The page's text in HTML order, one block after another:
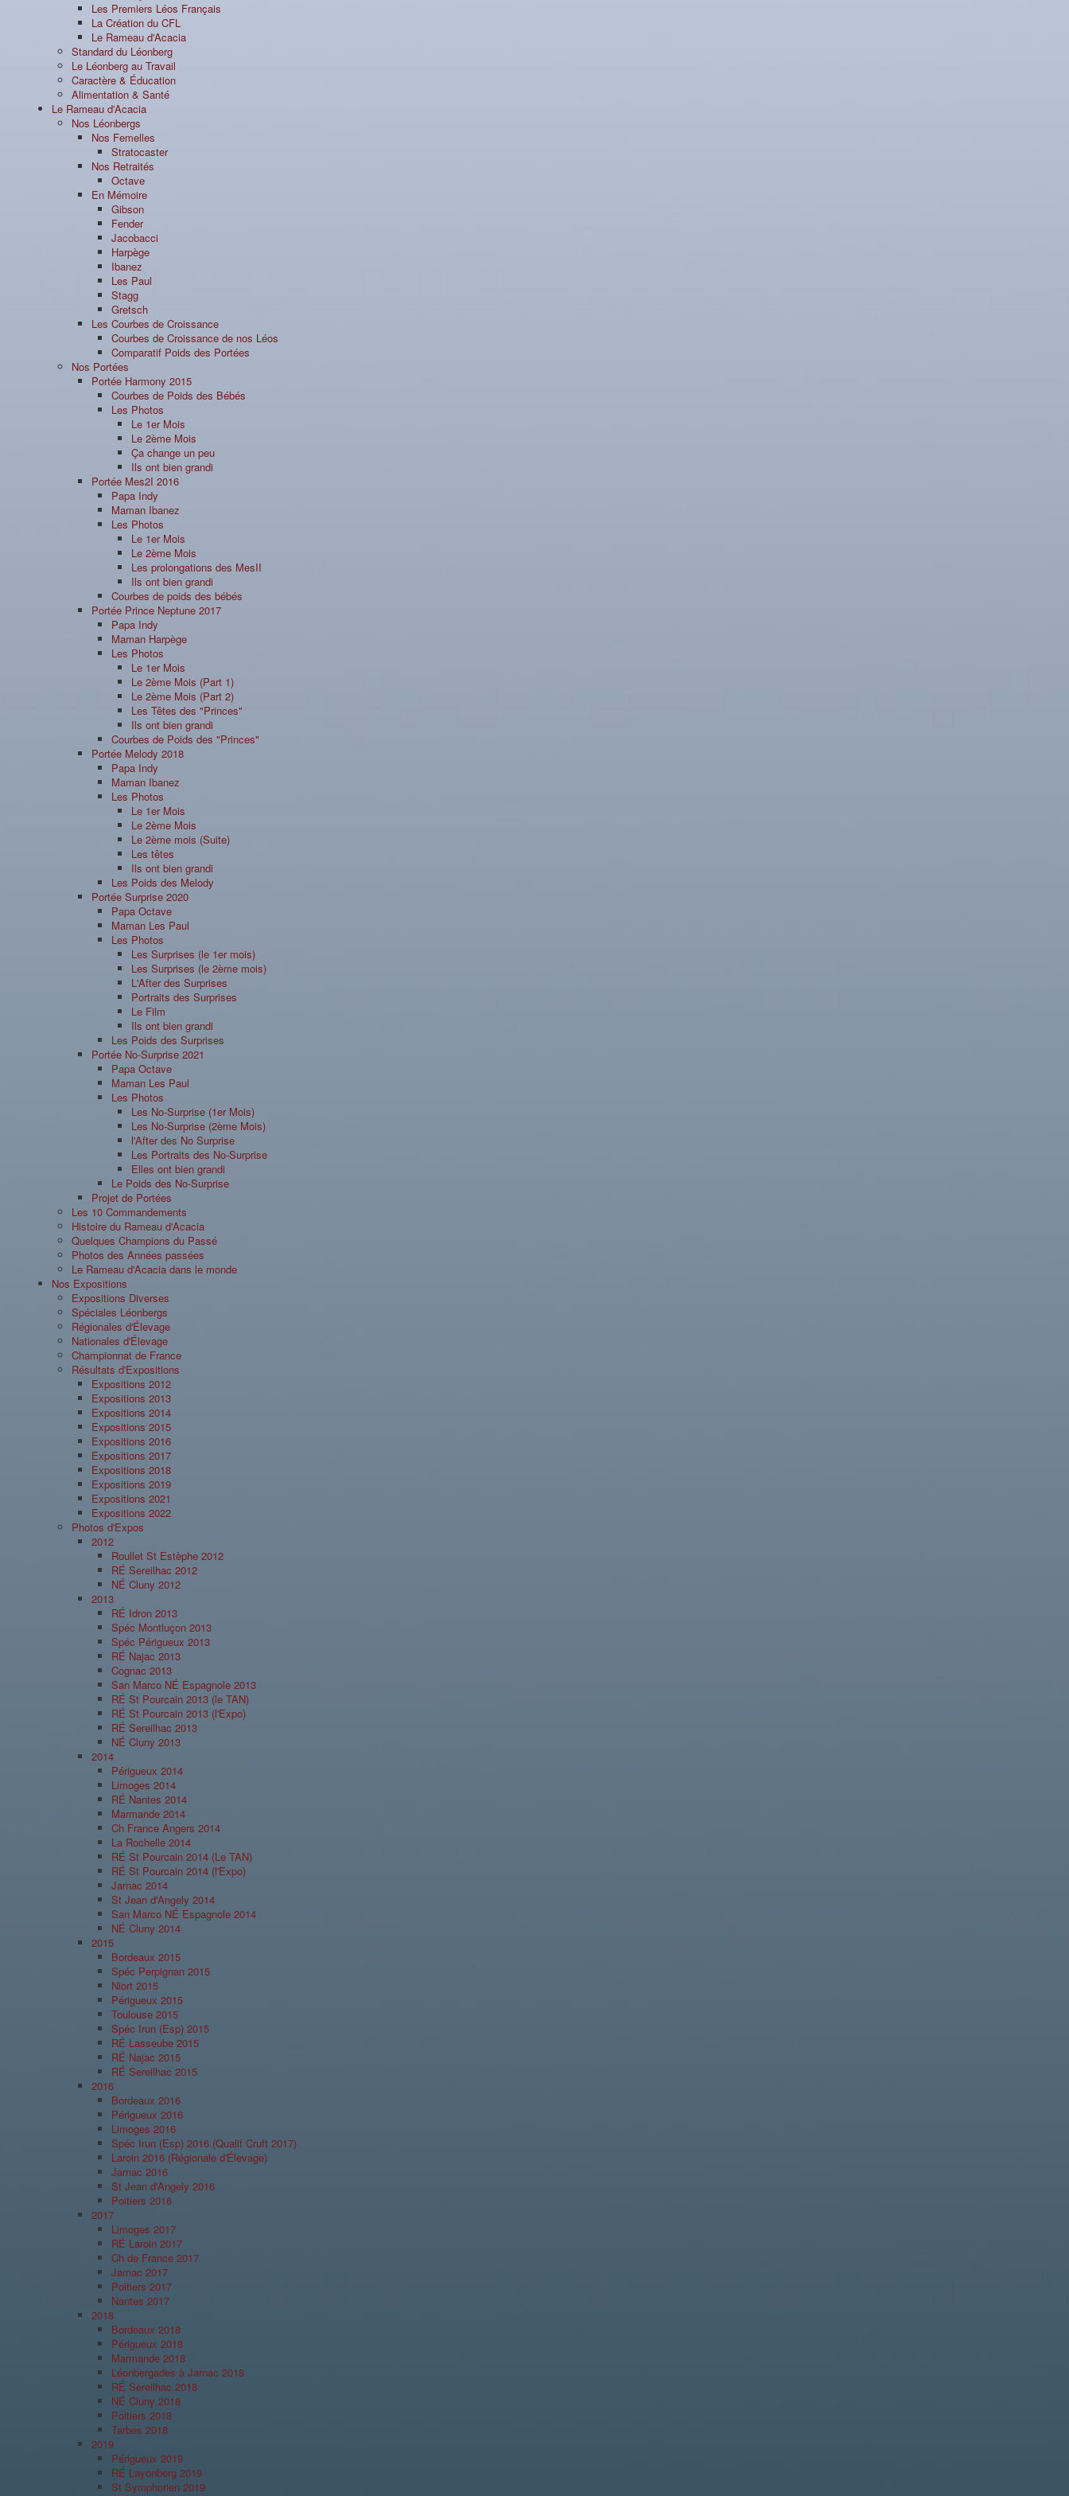
Les Premiers Léos Français
La Création du CFL
Le Rameau d'Acacia
Standard du Léonberg
Le Léonberg au Travail
Caractère & Éducation
Alimentation & Santé
Le Rameau d'Acacia
Nos Léonbergs
Nos Femelles
Stratocaster
Nos Retraités
Octave
En Mémoire
Gibson
Fender
Jacobacci
Harpège
Ibanez
Les Paul
Stagg
Gretsch
Les Courbes de Croissance
Courbes de Croissance de nos Léos
Comparatif Poids des Portées
Nos Portées
Portée Harmony 2015
Courbes de Poids des Bébés
Les Photos
Le 1er Mois
Le 2ème Mois
Ça change un peu
Ils ont bien grandi
Portée Mes2I 2016
Papa Indy
Maman Ibanez
Les Photos
Le 1er Mois
Le 2ème Mois
Les prolongations des MesII
Ils ont bien grandi
Courbes de poids des bébés
Portée Prince Neptune 2017
Papa Indy
Maman Harpège
Les Photos
Le 1er Mois
Le 2ème Mois (Part 1)
Le 2ème Mois (Part 2)
Les Têtes des "Princes"
Ils ont bien grandi
Courbes de Poids des "Princes"
Portée Melody 2018
Papa Indy
Maman Ibanez
Les Photos
Le 1er Mois
Le 2ème Mois
Le 2ème mois (Suite)
Les têtes
Ils ont bien grandi
Les Poids des Melody
Portée Surprise 2020
Papa Octave
Maman Les Paul
Les Photos
Les Surprises (le 1er mois)
Les Surprises (le 2ème mois)
L'After des Surprises
Portraits des Surprises
Le Film
Ils ont bien grandi
Les Poids des Surprises
Portée No-Surprise 2021
Papa Octave
Maman Les Paul
Les Photos
Les No-Surprise (1er Mois)
Les No-Surprise (2ème Mois)
l'After des No Surprise
Les Portraits des No-Surprise
Elles ont bien grandi
Le Poids des No-Surprise
Projet de Portées
Les 10 Commandements
Histoire du Rameau d'Acacia
Quelques Champions du Passé
Photos des Années passées
Le Rameau d'Acacia dans le monde
Nos Expositions
Expositions Diverses
Spéciales Léonbergs
Régionales d'Élevage
Nationales d'Élevage
Championnat de France
Résultats d'Expositions
Expositions 2012
Expositions 2013
Expositions 2014
Expositions 2015
Expositions 2016
Expositions 2017
Expositions 2018
Expositions 2019
Expositions 2021
Expositions 2022
Photos d'Expos
2012
Roullet St Estèphe 2012
RÉ Sereilhac 2012
NÉ Cluny 2012
2013
RÉ Idron 2013
Spéc Montluçon 2013
Spéc Périgueux 2013
RÉ Najac 2013
Cognac 2013
San Marco NÉ Espagnole 2013
RÉ St Pourcain 2013 (le TAN)
RÉ St Pourcain 2013 (l'Expo)
RÉ Sereilhac 2013
NÉ Cluny 2013
2014
Périgueux 2014
Limoges 2014
RÉ Nantes 2014
Marmande 2014
Ch France Angers 2014
La Rochelle 2014
RÉ St Pourcain 2014 (Le TAN)
RÉ St Pourcain 2014 (l'Expo)
Jarnac 2014
St Jean d'Angely 2014
San Marco NÉ Espagnole 2014
NÉ Cluny 2014
2015
Bordeaux 2015
Spéc Perpignan 2015
Niort 2015
Périgueux 2015
Toulouse 2015
Spéc Irun (Esp) 2015
RÉ Lasseube 2015
RÉ Najac 2015
RÉ Sereilhac 2015
2016
Bordeaux 2016
Périgueux 2016
Limoges 2016
Spéc Irun (Esp) 2016 (Qualif Cruft 2017)
Laroin 2016 (Régionale d'Élevage)
Jarnac 2016
St Jean d'Angely 2016
Poitiers 2016
2017
Limoges 2017
RÉ Laroin 2017
Ch de France 2017
Jarnac 2017
Poitiers 2017
Nantes 2017
2018
Bordeaux 2018
Périgueux 2018
Marmande 2018
Léonbergades à Jarnac 2018
RÉ Sereilhac 2018
NÉ Cluny 2018
Poitiers 2018
Tarbes 2018
2019
Périgueux 2019
RÉ Layonberg 2019
St Symphorien 2019